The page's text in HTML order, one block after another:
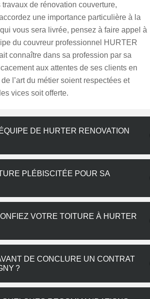
travaux de rénovation couverture,
une importance particulière à la
vous sera livrée, pensez à faire appel à
du couvreur professionnel HURTER
connaître dans sa profession par sa
aux attentes de ses clients en
l’art du métier soient respectées et
vices soit offerte.
DE HURTER RENOVATION
PLÉBISCITÉE POUR SA
VOTRE TOITURE À HURTER
DE CONCLURE UN CONTRAT
?